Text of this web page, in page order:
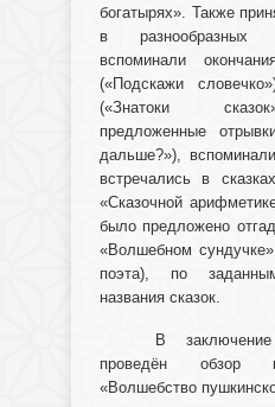
богатырях». Также
в разнообразных
вспоминали
(«Подскажи
(«Знатоки
предложенные
дальше?»),
встречались в
«Сказочной
было предложено
«Волшебном
поэта), по
названия сказок.
В
проведён обзор
«Волшебство